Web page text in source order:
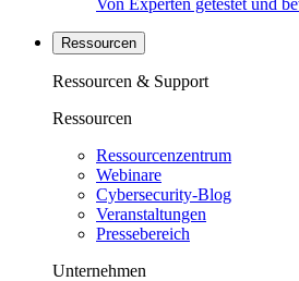
Ressourcen
Ressourcen & Support
Ressourcen
Ressourcenzentrum
Webinare
Cybersecurity-Blog
Veranstaltungen
Pressebereich
Unternehmen